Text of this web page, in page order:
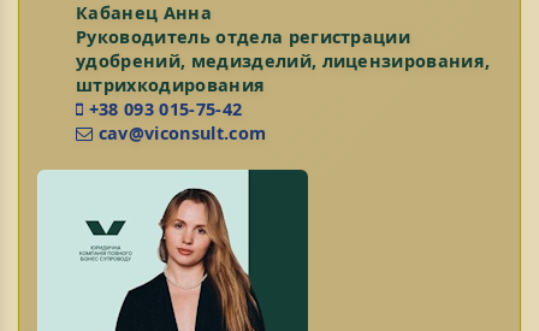
Кабанец Анна
Руководитель отдела регистрации
удобрений, медизделий, лицензирования,
штрихкодирования
+38 093 015-75-42
cav@viconsult.com